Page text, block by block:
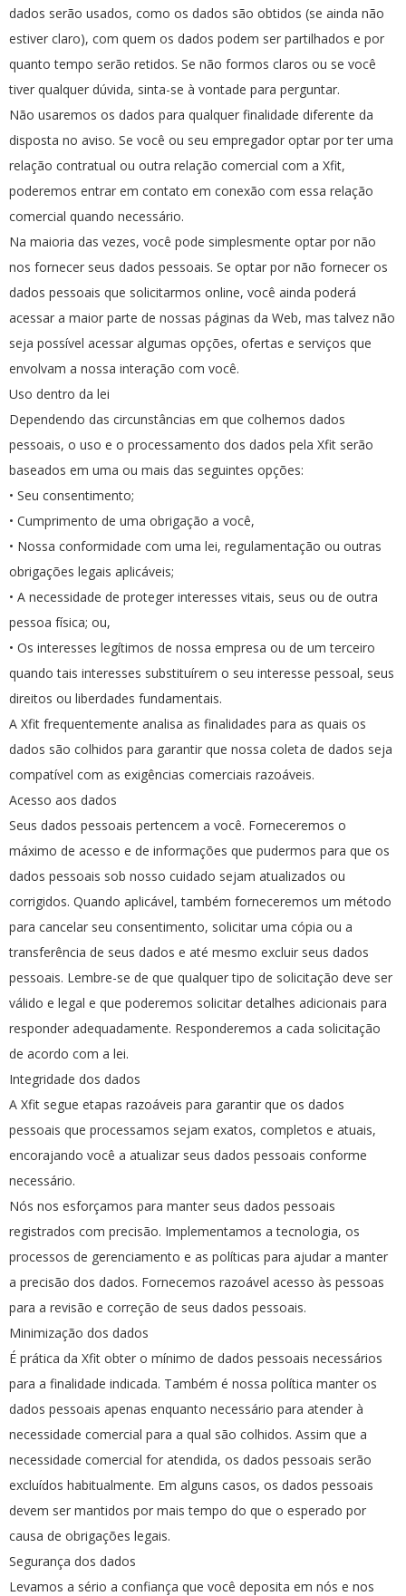
dados serão usados, como os dados são obtidos (se ainda não
estiver claro), com quem os dados podem ser partilhados e por
quanto tempo serão retidos. Se não formos claros ou se você
tiver qualquer dúvida, sinta-se à vontade para perguntar.
Não usaremos os dados para qualquer finalidade diferente da
disposta no aviso. Se você ou seu empregador optar por ter uma
relação contratual ou outra relação comercial com a Xfit,
poderemos entrar em contato em conexão com essa relação
comercial quando necessário.
Na maioria das vezes, você pode simplesmente optar por não
nos fornecer seus dados pessoais. Se optar por não fornecer os
dados pessoais que solicitarmos online, você ainda poderá
acessar a maior parte de nossas páginas da Web, mas talvez não
seja possível acessar algumas opções, ofertas e serviços que
envolvam a nossa interação com você.
Uso dentro da lei
Dependendo das circunstâncias em que colhemos dados
pessoais, o uso e o processamento dos dados pela Xfit serão
baseados em uma ou mais das seguintes opções:
• Seu consentimento;
• Cumprimento de uma obrigação a você,
• Nossa conformidade com uma lei, regulamentação ou outras
obrigações legais aplicáveis;
• A necessidade de proteger interesses vitais, seus ou de outra
pessoa física; ou,
• Os interesses legítimos de nossa empresa ou de um terceiro
quando tais interesses substituírem o seu interesse pessoal, seus
direitos ou liberdades fundamentais.
A Xfit frequentemente analisa as finalidades para as quais os
dados são colhidos para garantir que nossa coleta de dados seja
compatível com as exigências comerciais razoáveis.
Acesso aos dados
Seus dados pessoais pertencem a você. Forneceremos o
máximo de acesso e de informações que pudermos para que os
dados pessoais sob nosso cuidado sejam atualizados ou
corrigidos. Quando aplicável, também forneceremos um método
para cancelar seu consentimento, solicitar uma cópia ou a
transferência de seus dados e até mesmo excluir seus dados
pessoais. Lembre-se de que qualquer tipo de solicitação deve ser
válido e legal e que poderemos solicitar detalhes adicionais para
responder adequadamente. Responderemos a cada solicitação
de acordo com a lei.
Integridade dos dados
A Xfit segue etapas razoáveis para garantir que os dados
pessoais que processamos sejam exatos, completos e atuais,
encorajando você a atualizar seus dados pessoais conforme
necessário.
Nós nos esforçamos para manter seus dados pessoais
registrados com precisão. Implementamos a tecnologia, os
processos de gerenciamento e as políticas para ajudar a manter
a precisão dos dados. Fornecemos razoável acesso às pessoas
para a revisão e correção de seus dados pessoais.
Minimização dos dados
É prática da Xfit obter o mínimo de dados pessoais necessários
para a finalidade indicada. Também é nossa política manter os
dados pessoais apenas enquanto necessário para atender à
necessidade comercial para a qual são colhidos. Assim que a
necessidade comercial for atendida, os dados pessoais serão
excluídos habitualmente. Em alguns casos, os dados pessoais
devem ser mantidos por mais tempo do que o esperado por
causa de obrigações legais.
Segurança dos dados
Levamos a sério a confiança que você deposita em nós e nos